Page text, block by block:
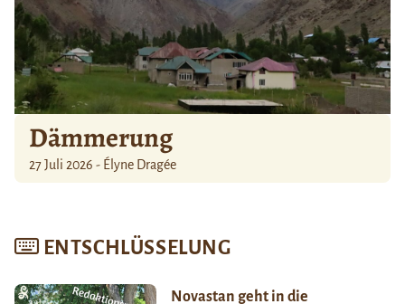
Dämmerung
27 Juli 2026 - Élyne Dragée
ENTSCHLÜSSELUNG
Novastan geht in die